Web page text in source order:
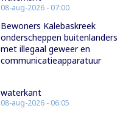
08-aug-2026 - 07:00
Bewoners Kalebaskreek
onderscheppen buitenlanders
met illegaal geweer en
communicatieapparatuur
waterkant
08-aug-2026 - 06:05